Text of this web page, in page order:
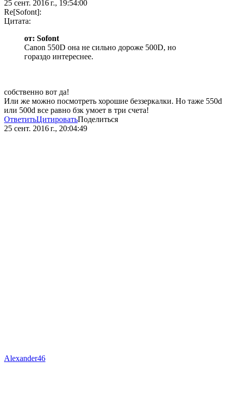
25 сент. 2016 г., 19:54:00
Re[Sofont]:
Цитата:
от: Sofont
Canon 550D она не сильно дороже 500D, но
гораздо интереснее.
собственно вот да!
Или же можно посмотреть хорошие беззеркалки. Но таже 550d
или 500d все равно бзк умоет в три счета!
ОтветитьЦитироватьПоделиться
25 сент. 2016 г., 20:04:49
Alexander46